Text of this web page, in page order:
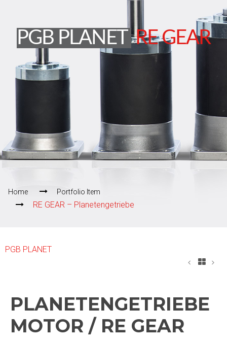
PGB PLANET RE GEAR
Home Portfolio Item
RE GEAR – Planetengetriebe
PGB PLANET
PLANETENGETRIEBE
MOTOR / RE GEAR